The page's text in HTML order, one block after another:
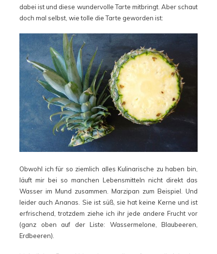
dabei ist und diese wundervolle Tarte mitbringt. Aber schaut
doch mal selbst, wie tolle die Tarte geworden ist:
Obwohl ich für so ziemlich alles Kulinarische zu haben bin,
läuft mir bei so manchen Lebensmitteln nicht direkt das
Wasser im Mund zusammen. Marzipan zum Beispiel. Und
leider auch Ananas. Sie ist süß, sie hat keine Kerne und ist
erfrischend, trotzdem ziehe ich ihr jede andere Frucht vor
(ganz oben auf der Liste: Wassermelone, Blaubeeren,
Erdbeeren).